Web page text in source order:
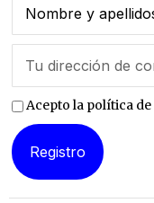
Acepto la política de